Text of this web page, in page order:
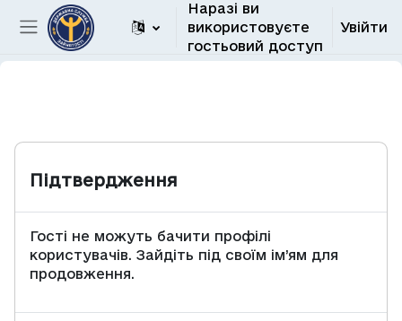
Перейти до головного вмісту
Бокова панель
Наразі ви
використовуєте
гостьовий доступ
Увійти
Підтвердження
Гості не можуть бачити профілі
користувачів. Зайдіть під своїм ім’ям для
продовження.